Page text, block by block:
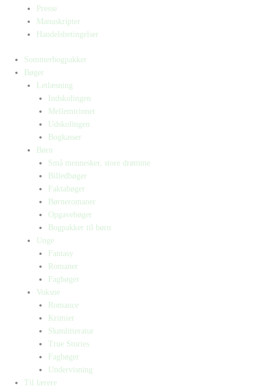
Presse
Manuskripter
Handelsbetingelser
Sommerbogpakker
Bøger
Letlæsning
Indskolingen
Mellemtrinnet
Udskolingen
Bogkasser
Børn
Små mennesker, store drømme
Billedbøger
Faktabøger
Børneromaner
Opgavebøger
Bogpakker til børn
Unge
Fantasy
Romaner
Fagbøger
Voksne
Romance
Krimier
Skønlitteratur
True Stories
Fagbøger
Undervisning
Til lærere